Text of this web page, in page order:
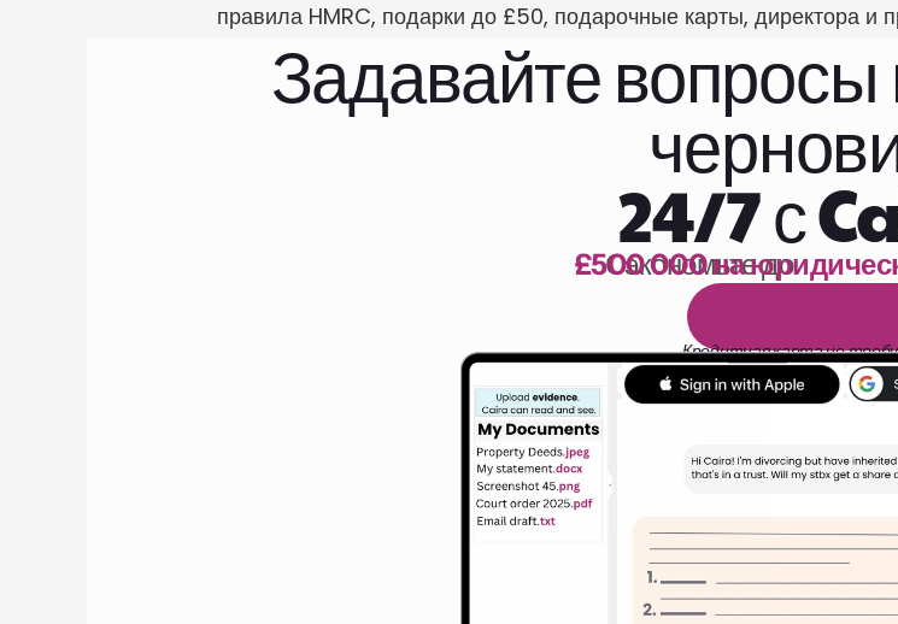
правила HMRC, подарки до £50, подарочные карты, директора и
Задавайте
24/7 с
1 000
Сэкономьте до
£500 000 на
ы
Кредитная карта не